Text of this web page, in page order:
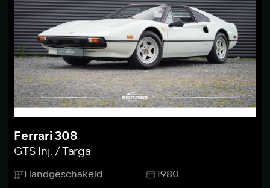
Ferrari 308
GTS Inj. / Targa
Handgeschakeld
1980